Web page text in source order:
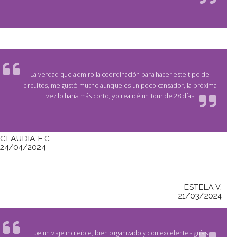
La verdad que admiro la coordinación para hacer este tipo de
circuitos, me gustó mucho aunque es un poco cansador, la próxima
vez lo haría más corto, yo realicé un tour de 28 días
CLAUDIA E.C.
24/04/2024
ESTELA V.
21/03/2024
Fue un viaje increíble, bien organizado y con excelentes guías.